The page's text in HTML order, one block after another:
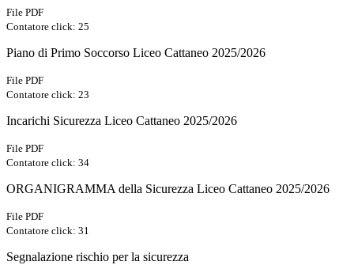
File PDF
Contatore click: 25
Piano di Primo Soccorso Liceo Cattaneo 2025/2026
File PDF
Contatore click: 23
Incarichi Sicurezza Liceo Cattaneo 2025/2026
File PDF
Contatore click: 34
ORGANIGRAMMA della Sicurezza Liceo Cattaneo 2025/2026
File PDF
Contatore click: 31
Segnalazione rischio per la sicurezza